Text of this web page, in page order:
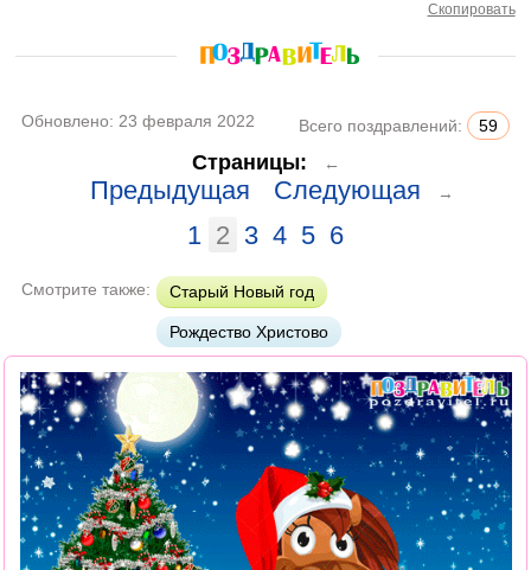
Скопировать
Обновлено: 23 февраля 2022 Всего поздравлений: 59
Страницы: ←
Предыдущая Следующая →
1 2 3 4 5 6
Смотрите также: Старый Новый год
Рождество Христово